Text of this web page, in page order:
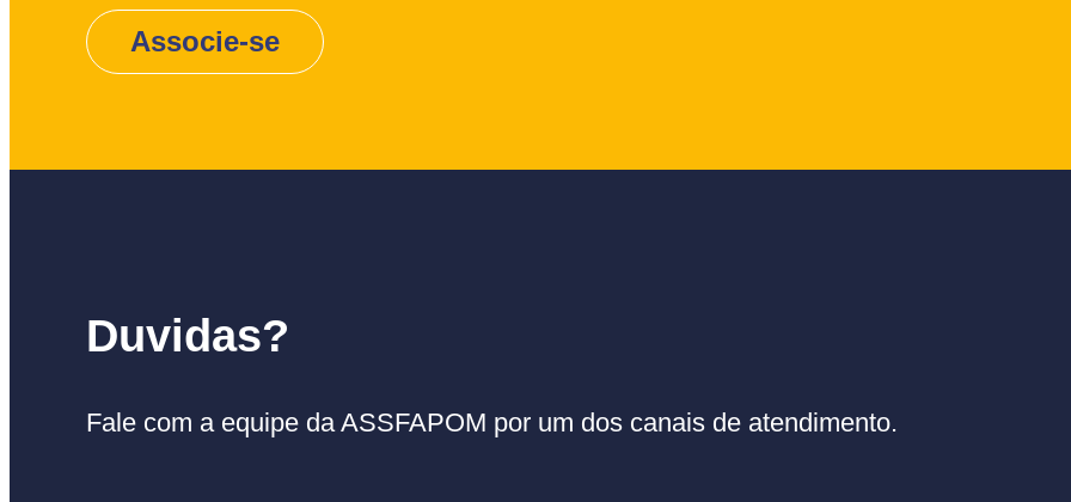
Associe-se
Duvidas?
Fale com a equipe da ASSFAPOM por um dos canais de atendimento.